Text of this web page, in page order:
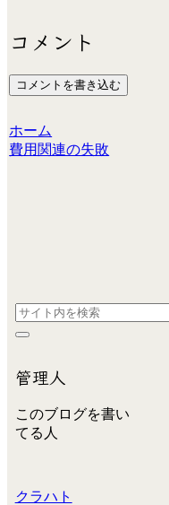
コメント
コメントを書き込む
ホーム
費用関連の失敗
管理人
このブログを書い
てる人
クラハト